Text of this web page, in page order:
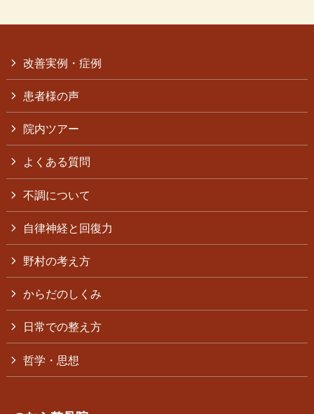
改善実例・症例
患者様の声
院内ツアー
よくある質問
不調について
自律神経と回復力
野村の考え方
からだのしくみ
日常での整え方
哲学・思想